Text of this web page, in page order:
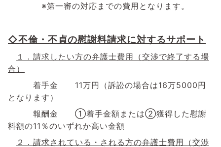
※第一審の対応までの費用となります。
◇不倫・不貞の慰謝料請求に対するサポート
１．請求したい方の弁護士費用（交渉で終了する場
合）
着手金 11万円（訴訟の場合は16万5000円
となります）
報酬金 ①着手金額または②獲得した慰謝
料額の11 ％のいずれか高い金額
２．請求されている・される方の弁護士費用（交渉